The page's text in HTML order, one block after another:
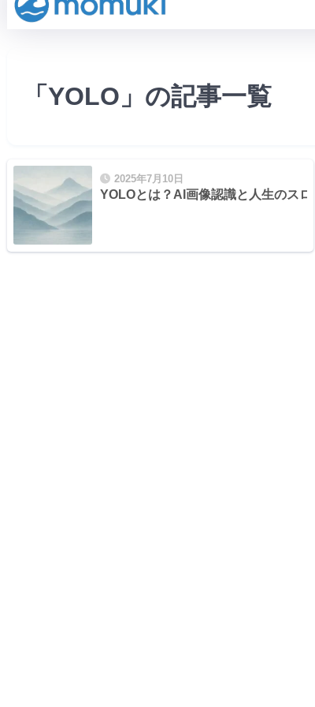
「YOLO」の記事一覧
2025年7月10日
YOLOとは？AI画像認識と人生のスロ